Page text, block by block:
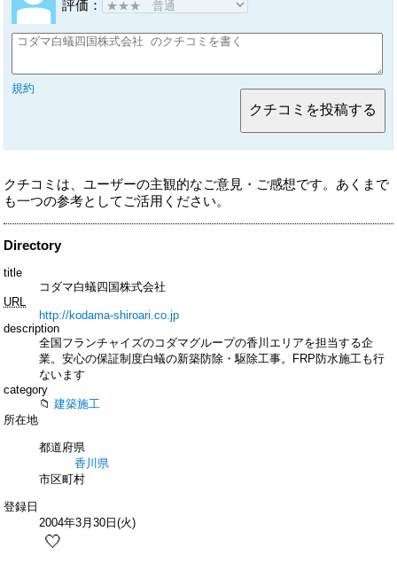
評価：
規約
クチコミは、ユーザーの主観的なご意見・ご感想です。あくまで
も一つの参考としてご活用ください。
Directory
title
コダマ白蟻四国株式会社
URL
http://kodama-shiroari.co.jp
description
全国フランチャイズのコダマグループの香川エリアを担当する企
業。安心の保証制度白蟻の新築防除・駆除工事。FRP防水施工も行
ないます
category
建築施工
所在地
都道府県
香川県
市区町村
登録日
2004年3月30日(火)
🤍